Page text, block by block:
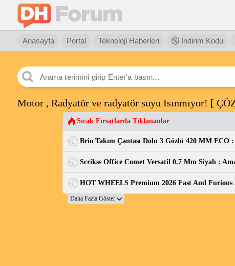
Anasayfa Portal Teknoloji Haberleri İndirim Kodu
Motor , Radyatör ve radyatör suyu Isınmıyor! [
Sıcak Fırsatlarda Tıklananlar
Brio Takım Çantası Dolu 3 Gözlü 420 MM
Scrikss Office Comet Versatil 0.7 Mm Siyah :